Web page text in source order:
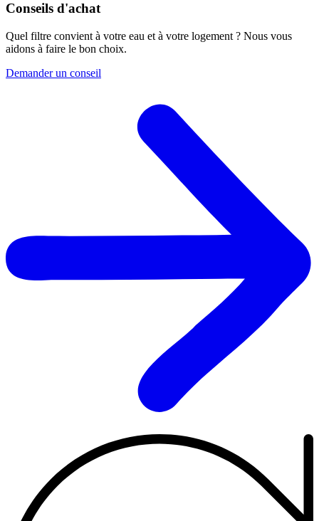
Conseils d'achat
Quel filtre convient à votre eau et à votre logement ? Nous vous
aidons à faire le bon choix.
Demander un conseil